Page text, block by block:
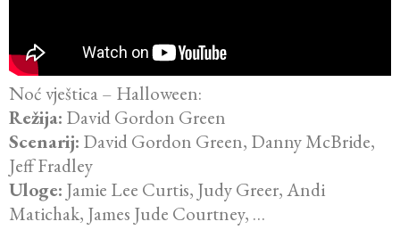
Noć vještica – Halloween:
Režija: David Gordon Green
Scenarij: David Gordon Green, Danny McBride,
Jeff Fradley
Uloge: Jamie Lee Curtis, Judy Greer, Andi
Matichak, James Jude Courtney, …